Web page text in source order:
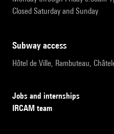
Closed Saturday and Sunday
subway access
Hôtel de Ville, Rambuteau,
Jobs and internships
IRCAM team